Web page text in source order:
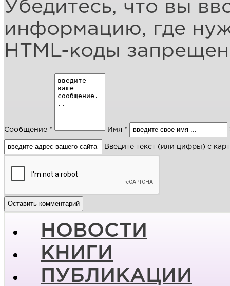
Убедитесь, что вы
информацию, где
HTML-коды
Сообщение * Имя *
Введите текст (или цифры) с
НОВОСТИ
КНИГИ
ПУБЛИКАЦИИ